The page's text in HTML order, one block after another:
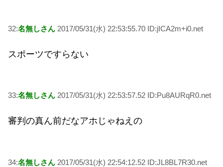
32:名無しさん 2017/05/31(水) 22:53:55.70 ID:jICA2m+i0.net
スポーツですらない
33:名無しさん 2017/05/31(水) 22:53:57.52 ID:Pu8AURqR0.net
審判の真ん前だなアホじゃねえの
34:名無しさん 2017/05/31(水) 22:54:12.52 ID:JL8BL7R30.net